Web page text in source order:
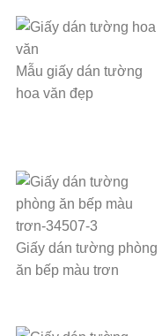
Mẫu giấy dán tường
hoa văn đẹp
Giấy dán tường phòng
ăn bếp màu trơn